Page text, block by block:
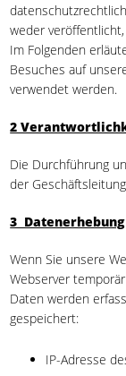
weder
Im Folgenden
Besuches auf
verwendet werden.
2
Die Durchführung
der
3
Wenn Sie unsere
Webserver
Daten werden
gespeichert:
IP-Adresse